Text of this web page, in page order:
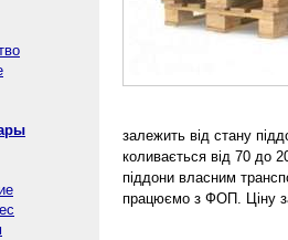
залежить від стану
коливається від 70 до
піддони власним
працюємо з ФОП. Ціну